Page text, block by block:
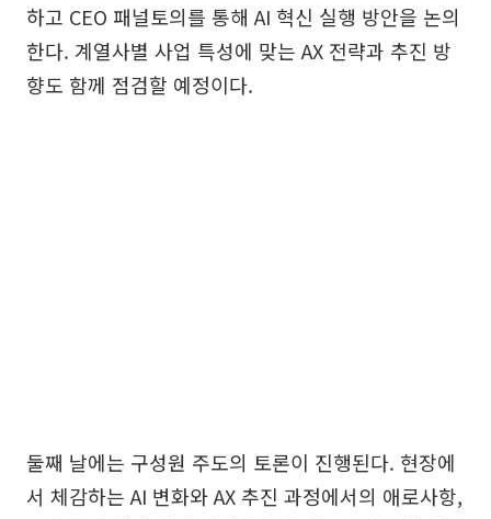
하고 CEO 패널토의를 통해 AI 혁신 실행 방안을 논의
한다. 계열사별 사업 특성에 맞는 AX 전략과 추진 방
향도 함께 점검할 예정이다.
둘째 날에는 구성원 주도의 토론이 진행된다. 현장에
서 체감하는 AI 변화와 AX 추진 과정에서의 애로사항,